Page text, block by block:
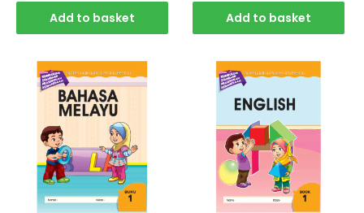
Add to basket Add to basket